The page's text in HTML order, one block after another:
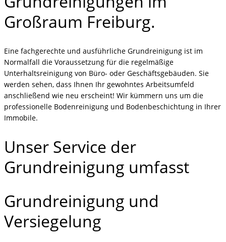
Großraum Freiburg.
Eine fachgerechte und ausführliche Grundreinigung ist im
Normalfall die Voraussetzung für die regelmäßige
Unterhaltsreinigung von Büro- oder Geschäftsgebäuden. Sie
werden sehen, dass Ihnen Ihr gewohntes Arbeitsumfeld
anschließend wie neu erscheint! Wir kümmern uns um die
professionelle Bodenreinigung und Bodenbeschichtung in Ihrer
Immobile.
Unser Service der
Grundreinigung umfasst
Grundreinigung und
Versiegelung